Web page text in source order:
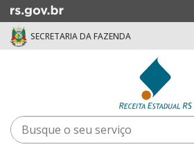
para
menu
SECRETARIA DA FAZENDA
Busque
o